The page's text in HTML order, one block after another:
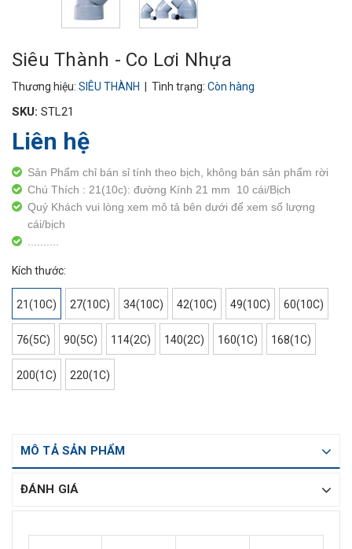
Siêu Thành - Co Lơi Nhựa
Thương hiệu: SIÊU THÀNH | Tình trạng: Còn hàng
SKU: STL21
Liên hệ
Sản Phẩm chỉ bán sỉ tính theo bịch, không bán sản phẩm rời
Chú Thích : 21(10c): đường Kính 21 mm 10 cái/Bịch
Quý Khách vui lòng xem mô tả bên dưới để xem số lượng
cái/bịch
Kích thước:
21(10C) 27(10C) 34(10C) 42(10C) 49(10C) 60(10C)
76(5C) 90(5C) 114(2C) 140(2C) 160(1C) 168(1C)
200(1C) 220(1C)
MÔ TẢ SẢN PHẨM
ĐÁNH GIÁ